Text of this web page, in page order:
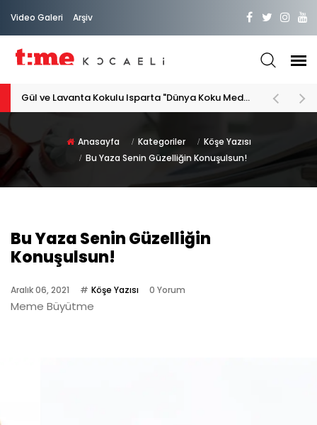
Video Galeri Arşiv
Gül ve Lavanta Kokulu Isparta "Dünya Koku Medeniyeti"
Anasayfa Kategoriler
Köşe Yazısı
Bu Yaza Senin Güzelliğin Konuşulsun!
Bu Yaza Senin Güzelliğin
Konuşulsun!
Aralık 06, 2021 Köşe Yazısı 0 Yorum
Meme Büyütme